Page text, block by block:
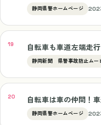
静岡県警ホームページ
自転車も車道左端走行
静岡新聞 県警事故防止ムー
自転車は車の仲間！
静岡県警ホームページ